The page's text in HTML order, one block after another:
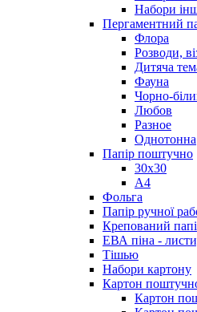
Набори
Пергаментний
Флора
Розводи,
Дитяча
Фауна
Чорно-
Любов
Разное
Однотонна
Папір поштучно
30х30
А4
Фольга
Папір ручної
Крепований
ЕВА піна -
Тішью
Набори картону
Картон
Картон